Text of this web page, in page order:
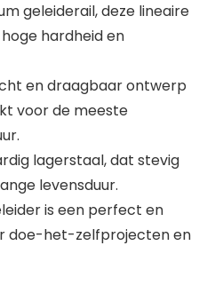
geleiderail, deze lineaire
hardheid en
en draagbaar ontwerp
voor de meeste
lagerstaal, dat stevig
levensduur.
is een perfect en
doe-het-zelfprojecten en